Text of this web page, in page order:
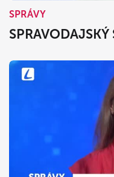
SPRÁVY
SPRAVODAJSKÝ